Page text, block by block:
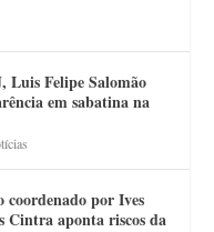
Luis Felipe Salomão
em sabatina na
por Ives
Cintra aponta riscos da